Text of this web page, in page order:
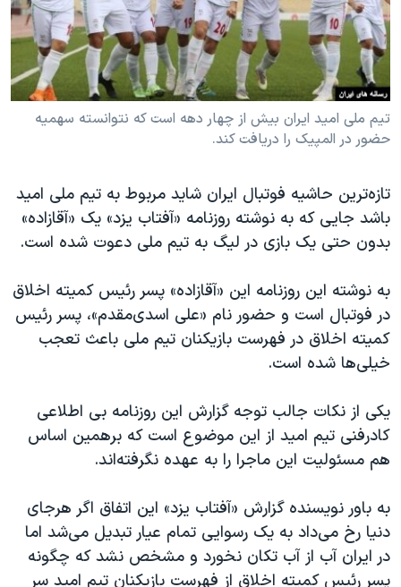
فرهنگ و زندگی
حقوق شهروندی
اقتصادی
علم و فناوری
اسرائیل در جنگ
آرشیو پخش زنده
مستندها
انتخابات ریاست جمهوری آمریکا ۲۰۲۴
حمله جمهوری اسلامی به اسرائیل
رمز مهسا
ورزش زنان در ایران
مجموعه مستندهای دادخواهی
تریبونال مردمی آبان ۹۸
چهل سال گروگان‌گیری
قانون شفافیت دارائی کادر رهبری ایران
اعتراضات مردمی آبان ۹۸
اسرائیل در جنگ
نرگس محمدی برنده جایزه نوبل صلح
همایش محافظه‌کاران آمریکا «سی‌پک»
صفحه‌های ویژه
سفر پرزیدنت ترامپ به چین
دنبال کنید
زبانهای مختلف
تیم ملی امید ایران بیش از چهار دهه است که نتوانسته سهمیه
حضور در المپیک را دریافت کند.
تازه‌ترین حاشیه فوتبال ایران شاید مربوط به تیم ملی امید
باشد جایی که به نوشته روزنامه «آفتاب یزد» یک «آقازاده»
بدون حتی یک بازی در لیگ به تیم ملی دعوت شده است.
به نوشته این روزنامه این «آقازاده» پسر رئیس کمیته اخلاق
در فوتبال است و حضور نام «علی اسدی‌مقدم»، پسر رئیس
کمیته اخلاق در فهرست بازیکنان تیم ملی باعث تعجب
خیلی‌ها شده است.
یکی از نکات جالب توجه گزارش این روزنامه بی اطلاعی
کادرفنی تیم امید از این موضوع است که برهمین اساس
هم مسئولیت این ماجرا را به عهده نگرفته‌اند.
به باور نویسنده گزارش «آفتاب یزد» این اتفاق اگر هرجای
دنیا رخ می‌داد به یک رسوایی تمام عیار تبدیل می‌شد اما
در ایران آب از آب تکان نخورد و مشخص نشد که چگونه
پسر رئیس کمیته اخلاق از فهرست بازیکنان تیم امید سر